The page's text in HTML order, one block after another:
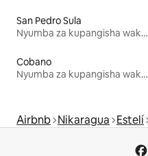
San Pedro Sula
Nyumba za kupangisha wakati wa likizo
Cobano
Nyumba za kupangisha wakati wa likizo
Airbnb Nikaragua Estelí